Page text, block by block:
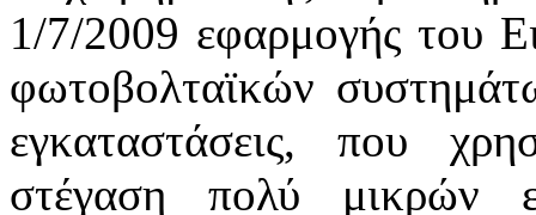
1/7/2009 εφαρμογής του
φωτοβολταϊκών
εγκαταστάσεις, που
στέγαση πολύ μικρών